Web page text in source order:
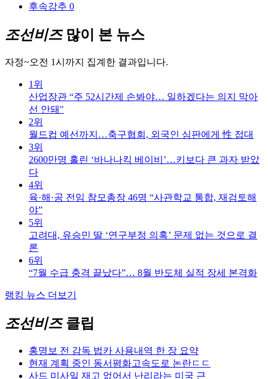
후속강추 0
조선비즈많이 본 뉴스
자정~오전 1시까지 집계한 결과입니다.
1위
산업장관 “주 52시간제 손봐야… 일하겠다는 의지 막아
선 안돼"
2위
월드컵 예선까지…축구협회, 외국인 심판에게 性 접대
3위
2600만명 홀린 ‘바나나킥 베이비’…키보다 큰 과자 받았
다
4위
육·해·공 전임 참모총장 46명 “사관학교 통합, 재검토해
야”
5위
고려대, 유승민 딸 ‘연구부정 의혹’ 문제 없는 것으로 결
론
6위
“7월 수급 충격 끝났다”… 8월 반도체 실적 장세 본격화
랭킹 뉴스 더보기
조선비즈클립
홍명보 전 감독 법카 사용내역 한 장 요약
현재 계획 중인 동서평화고속도로 논란ㄷㄷ
사드 미사일 재고 없어서 난리라는 미국 근